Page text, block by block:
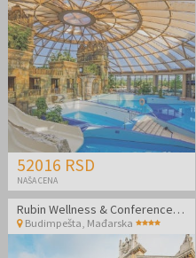
52016 RSD
NAŠA CENA
Rubin Wellness & Conference Hotel
Budimpešta Mađarska